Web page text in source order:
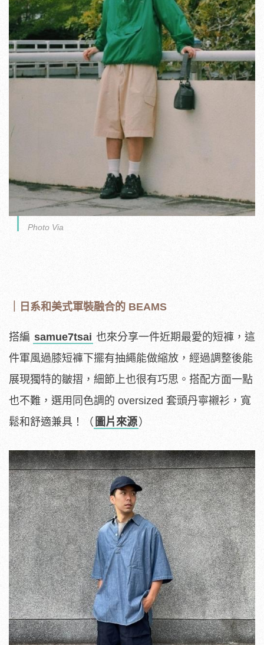
Photo Via
｜日系和美式軍裝融合的 BEAMS
搭編 samue7tsai 也來分享一件近期最愛的短褲，這
件軍風過膝短褲下擺有抽繩能做縮放，經過調整後能
展現獨特的皺摺，細節上也很有巧思。搭配方面一點
也不難，選用同色調的 oversized 套頭丹寧襯衫，寬
鬆和舒適兼具！（ 圖片來源 ）